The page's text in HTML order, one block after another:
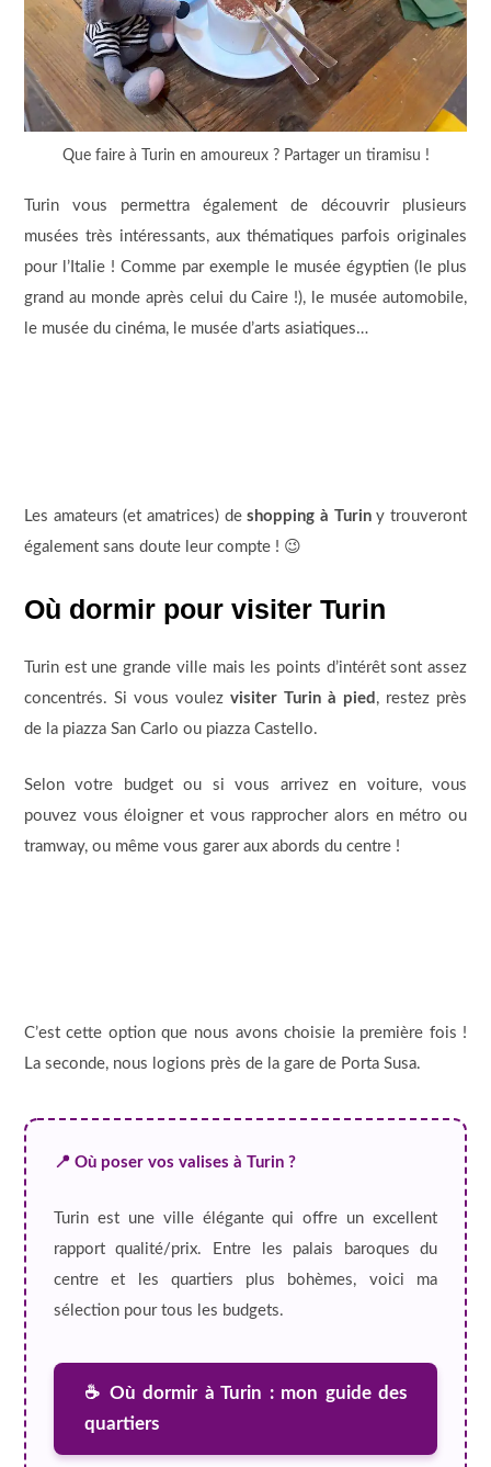
Que faire à Turin en amoureux ? Partager un tiramisu !
Turin vous permettra également de découvrir plusieurs
musées très intéressants, aux thématiques parfois originales
pour l’Italie ! Comme par exemple le musée égyptien (le plus
grand au monde après celui du Caire !), le musée automobile,
le musée du cinéma, le musée d’arts asiatiques…
Les amateurs (et amatrices) deshopping à Turiny trouveront
également sans doute leur compte ! 😉
Où dormir pour visiter Turin
Turin est une grande ville mais les points d’intérêt sont assez
concentrés. Si vous voulez visiter Turin à pied , restez près
de la piazza San Carlo ou piazza Castello.
Selon votre budget ou si vous arrivez en voiture, vous
pouvez vous éloigner et vous rapprocher alors en métro ou
tramway, ou même vous garer aux abords du centre !
C’est cette option que nous avons choisie la première fois !
La seconde, nous logions près de la gare de Porta Susa.
📍 Où poser vos valises à Turin ?
Turin est une ville élégante qui offre un excellent
rapport qualité/prix. Entre les palais baroques du
centre et les quartiers plus bohèmes, voici ma
sélection pour tous les budgets.
☕ Où dormir à Turin : mon guide des
quartiers